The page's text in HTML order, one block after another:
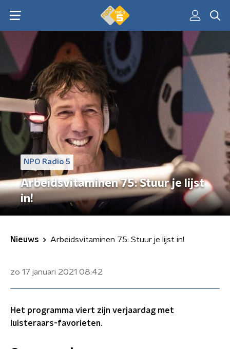
NPO Radio 5
Arbeidsvitaminen 75: Stuur je lijst
in!
Nieuws Arbeidsvitaminen 75: Stuur je lijst in!
zo 17 januari 2021 08:42
Het programma viert zijn verjaardag met
luisteraars-favorieten.